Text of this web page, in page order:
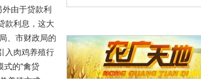
由于贷款利
款利息，这大
、市财政局的
入肉鸡养殖行
式的“禽贷